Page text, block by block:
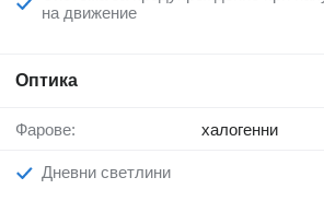
на движение
Оптика
Фарове: халогенни
Дневни светлини